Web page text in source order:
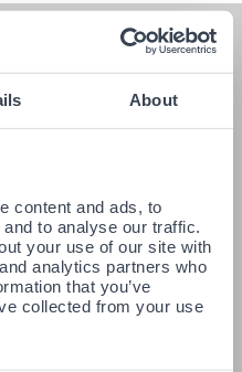
About
content and ads, to
to analyse our traffic.
your use of our site with
analytics partners who
that you’ve
collected from your use
vragen